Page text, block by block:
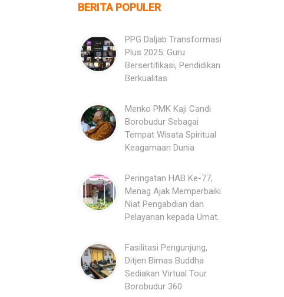
BERITA POPULER
PPG Daljab Transformasi
Plus 2025: Guru
Bersertifikasi, Pendidikan
Berkualitas
Menko PMK Kaji Candi
Borobudur Sebagai
Tempat Wisata Spiritual
Keagamaan Dunia
Peringatan HAB Ke-77,
Menag Ajak Memperbaiki
Niat Pengabdian dan
Pelayanan kepada Umat.
Fasilitasi Pengunjung,
Ditjen Bimas Buddha
Sediakan Virtual Tour
Borobudur 360